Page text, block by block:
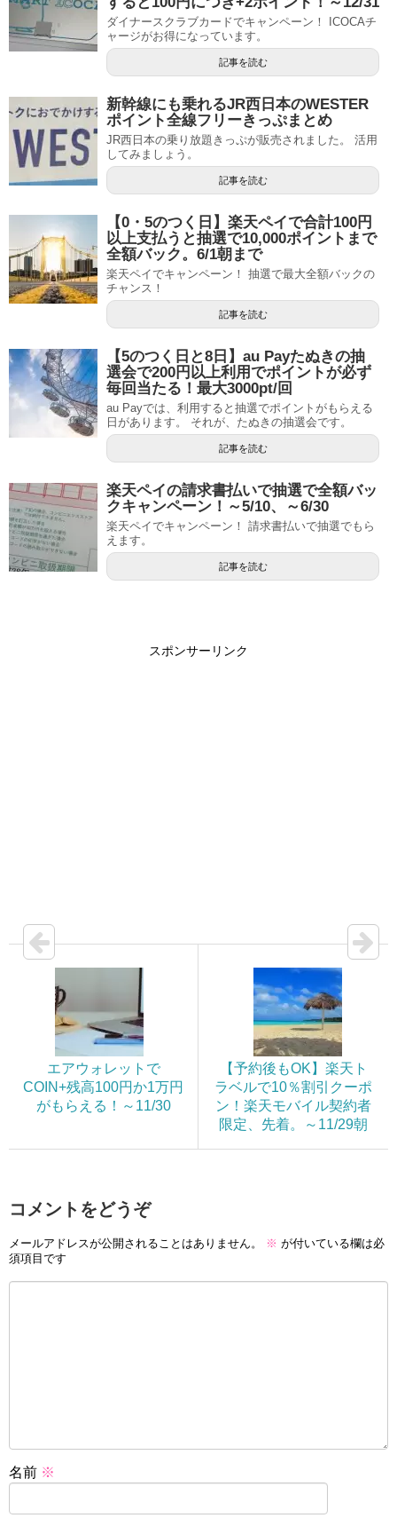
ダイナースクラブカードでキャンペーン！ ICOCAチ
ャージがお得になっています。
記事を読む
新幹線にも乗れるJR西日本のWESTER
ポイント全線フリーきっぷまとめ
JR西日本の乗り放題きっぷが販売されました。 活用
してみましょう。
記事を読む
【0・5のつく日】楽天ペイで合計100円
以上支払うと抽選で10,000ポイントまで
全額バック。6/1朝まで
楽天ペイでキャンペーン！ 抽選で最大全額バックの
チャンス！
記事を読む
【5のつく日と8日】au Payたぬきの抽
選会で200円以上利用でポイントが必ず
毎回当たる！最大3000pt/回
au Payでは、利用すると抽選でポイントがもらえる
日があります。 それが、たぬきの抽選会です。
記事を読む
楽天ペイの請求書払いで抽選で全額バッ
クキャンペーン！～5/10、～6/30
楽天ペイでキャンペーン！ 請求書払いで抽選でもら
えます。
記事を読む
スポンサーリンク
エアウォレットで
COIN+残高100円か1万円
がもらえる！～11/30
【予約後もOK】楽天ト
ラベルで10％割引クーポ
ン！楽天モバイル契約者
限定、先着。～11/29朝
コメントをどうぞ
メールアドレスが公開されることはありません。 ※ が付いている欄は必
須項目です
名前 ※